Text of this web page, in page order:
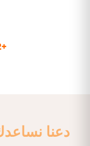
+971600555522
دعنا